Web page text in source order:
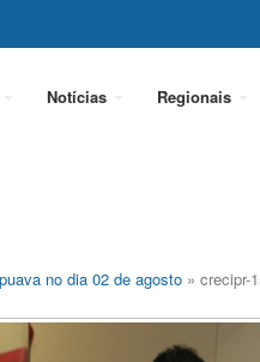
Notícias Regionais
no dia 02 de agosto » crecipr-